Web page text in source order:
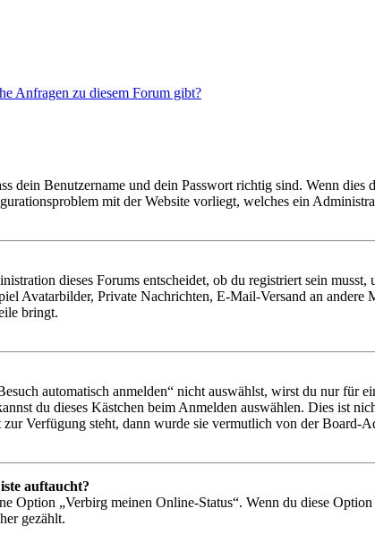
Anfragen zu diesem Forum gibt?
dein Benutzername und dein Passwort richtig sind. Wenn
mit der Website vorliegt, welches ein
dieses Forums entscheidet, ob du registriert sein
Avatarbilder, Private Nachrichten, E-Mail-Versand an
bringt.
automatisch anmelden“ nicht auswählst, wirst du nur für
du dieses Kästchen beim Anmelden auswählen. Dies ist
Verfügung steht, dann wurde sie vermutlich von der Board-
auftaucht?
Option „Verbirg meinen Online-Status“. Wenn du diese
gezählt.